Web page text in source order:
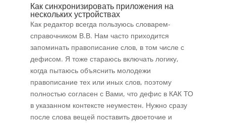
Как синхронизировать приложения на
нескольких устройствах
Как редактор всегда пользуюсь словарем-
справочником В.В. Нам часто приходится
запоминать правописание слов, в том числе с
дефисом. Я тоже стараюсь включать логику,
когда пытаюсь объяснить молодежи
правописание тех или иных слов, поэтому
полностью согласен с Вами, что дефис в КАК ТО
в указанном контексте неуместен. Нужно сразу
после слова вещей поставить двоеточие и